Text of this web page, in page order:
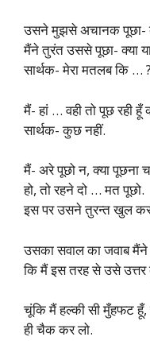
उसने मुझसे अचानक पूछा-
मैंने तुरंत उससे पूछा- क्या
सार्थक- मेरा मतलब कि …
मैं- हां … वही तो पूछ रही हूँ
सार्थक- कुछ नहीं.
मैं- अरे पूछो न, क्या पूछना
हो, तो रहने दो … मत पूछो.
इस पर उसने तुरन्त खुल
उसका सवाल का जवाब
कि मैं इस तरह से उसे उत्तर
चूंकि मैं हल्की सी मुँहफट
ही चैक कर लो.